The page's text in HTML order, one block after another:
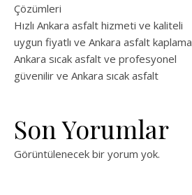
Çözümleri
Hızlı Ankara asfalt hizmeti ve kaliteli
uygun fiyatlı ve Ankara asfalt kaplama
Ankara sıcak asfalt ve profesyonel
güvenilir ve Ankara sıcak asfalt
Son Yorumlar
Görüntülenecek bir yorum yok.